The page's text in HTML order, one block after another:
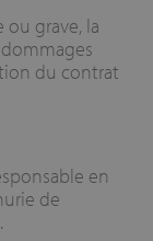
ou grave, la
du contrat
en
de